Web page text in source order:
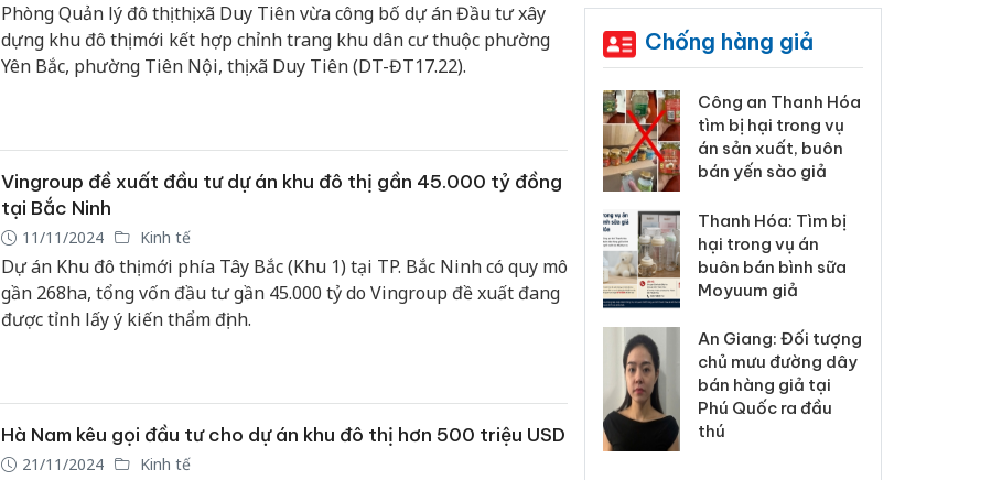
Phòng Quản lý đô thị thị xã Duy Tiên vừa công bố dự án Đầu tư xây
dựng khu đô thị mới kết hợp chỉnh trang khu dân cư thuộc phường
Yên Bắc, phường Tiên Nội, thị xã Duy Tiên (DT-ĐT17.22).
Vingroup đề xuất đầu tư dự án khu đô thị gần 45.000 tỷ đồng
tại Bắc Ninh
11/11/2024 Kinh tế
Dự án Khu đô thị mới phía Tây Bắc (Khu 1) tại TP. Bắc Ninh có quy mô
gần 268ha, tổng vốn đầu tư gần 45.000 tỷ do Vingroup đề xuất đang
được tỉnh lấy ý kiến thẩm định.
Hà Nam kêu gọi đầu tư cho dự án khu đô thị hơn 500 triệu USD
21/11/2024 Kinh tế
Chống hàng giả
án sản xuất, buôn
bán yến sào giả
buôn bán bình sữa
Moyuum giả
Phú Quốc ra đầu
thú
Lào Cai xử lý 83 vụ
vi phạm thương mại
trong tháng 7
Hưng Yên: Xử lý 6 hộ
kinh doanh bán
hàng giả mạo nhãn
hiệu Adidas, Nike
Cà Mau: Tiêu hủy
công khai hàng
ngàn sản phẩm
nhập lậu, bảo vệ
môi trường kinh